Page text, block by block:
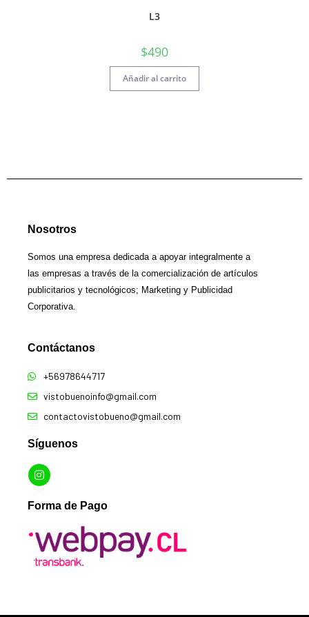
L3
$490
Añadir al carrito
Nosotros
Somos una empresa dedicada a apoyar integralmente a
las empresas a través de la comercialización de artículos
publicitarios y tecnológicos; Marketing y Publicidad
Corporativa.
Contáctanos​
+56978644717
vistobuenoinfo@gmail.com
contactovistobueno@gmail.com
Síguenos
Forma de Pago